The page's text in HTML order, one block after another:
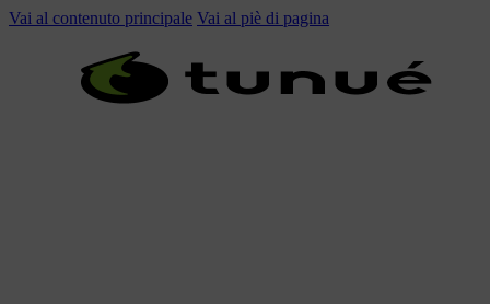
Vai al contenuto principale Vai al piè di pagina